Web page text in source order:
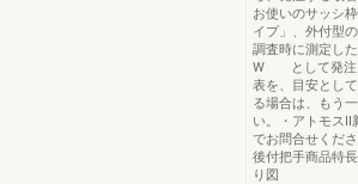
お使いのサッシ
イプ」、外付型
調査時に測定し
W として発注
表を、目安とし
る場合は、もう
い。・アトモスⅡ
でお問合せくだ
後付把手商品特
り図